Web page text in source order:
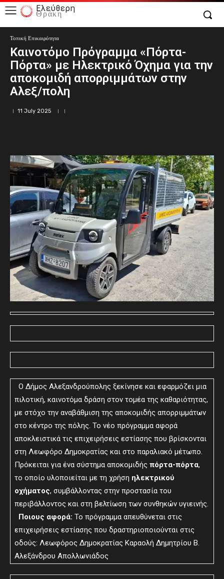
Ελεύθερη
Θράκη
Τοπική Επικαιρότητα
Καινοτόμο Πρόγραμμα «Πόρτα-
Πόρτα» με Ηλεκτρικό Όχημα για την
αποκομιδή απορριμμάτων στην
Αλεξ/πολη
11 July 2025
Ο Δήμος Αλεξανδρούπολης ξεκίνησε και εφαρμόζει μια
πιλοτική, καινοτόμα δράση στον τομέα της καθαριότητας,
με στόχο την αναβάθμιση της αποκομιδής απορριμμάτων
στο κέντρο της πόλης. Το νέο πρόγραμμα αφορά
αποκλειστικά τις επιχειρήσεις εστίασης που βρίσκονται
στη Λεωφόρο Δημοκρατίας και στο παραλιακό μέτωπο.
Πρόκειται για ένα σύστημα αποκομιδής πόρτα-πόρτα,
το οποίο υλοποιείται με τη χρήση ηλεκτρικού
οχήματος, συμβάλλοντας στην προστασία του
περιβάλλοντος και στη βελτίωση των συνθηκών υγιεινής.
Ποιους αφορά: Το πρόγραμμα απευθύνεται στις
επιχειρήσεις εστίασης που δραστηριοποιούνται στις
οδούς: Λεωφόρος Δημοκρατίας Καραολή Δημητρίου Β.
Αλεξάνδρου Απολλωνιάδος